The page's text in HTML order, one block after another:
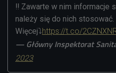
‼️ Zawarte w nim informacje
należy się do nich stosować.
Więcej⤵️https://t.co/
— Główny Inspektorat
2023